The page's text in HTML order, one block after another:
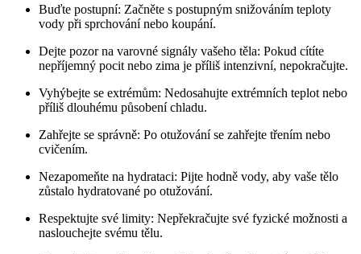
Buďte postupní: Začněte s postupným snižováním teploty
vody při sprchování nebo koupání.
Dejte pozor na varovné signály vašeho těla: Pokud cítíte
nepříjemný pocit nebo zima je příliš intenzivní, nepokračujte.
Vyhýbejte se extrémům: Nedosahujte extrémních teplot nebo
příliš dlouhému působení chladu.
Zahřejte se správně: Po otužování se zahřejte třením nebo
cvičením.
Nezapomeňte na hydrataci: Pijte hodně vody, aby vaše tělo
zůstalo hydratované po otužování.
Respektujte své limity: Nepřekračujte své fyzické možnosti a
naslouchejte svému tělu.